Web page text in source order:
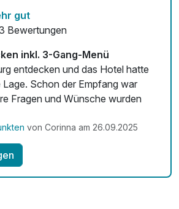
gut
Bewertungen
inkl. 3-Gang-Menü
entdecken und das Hotel hatte
Schon der Empfang war
Fragen und Wünsche wurden
von Corinna am 26.09.2025